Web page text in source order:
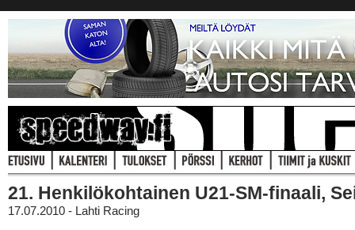
21. Henkilökohtainen U21-SM-finaali,
17.07.2010 - Lahti Racing